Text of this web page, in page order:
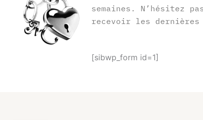
semaines. N’hésitez
recevoir les dernières
[sibwp_form id=1]